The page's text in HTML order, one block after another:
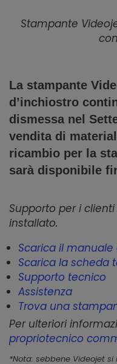
Stampante
La stampante
d’inchiostro
dismessa nel
vendita di
ricambio per la
sarà disponibile
Supporto per i
installato.
Scarica il manuale
Scarica la scheda
Supporto tecnico
Assistenza
Trova una
Per ulteriori
propriotecnico
*Nota: sebbene Videojet